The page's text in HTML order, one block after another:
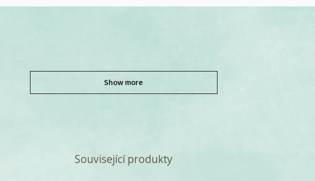
Show more
Související produkty